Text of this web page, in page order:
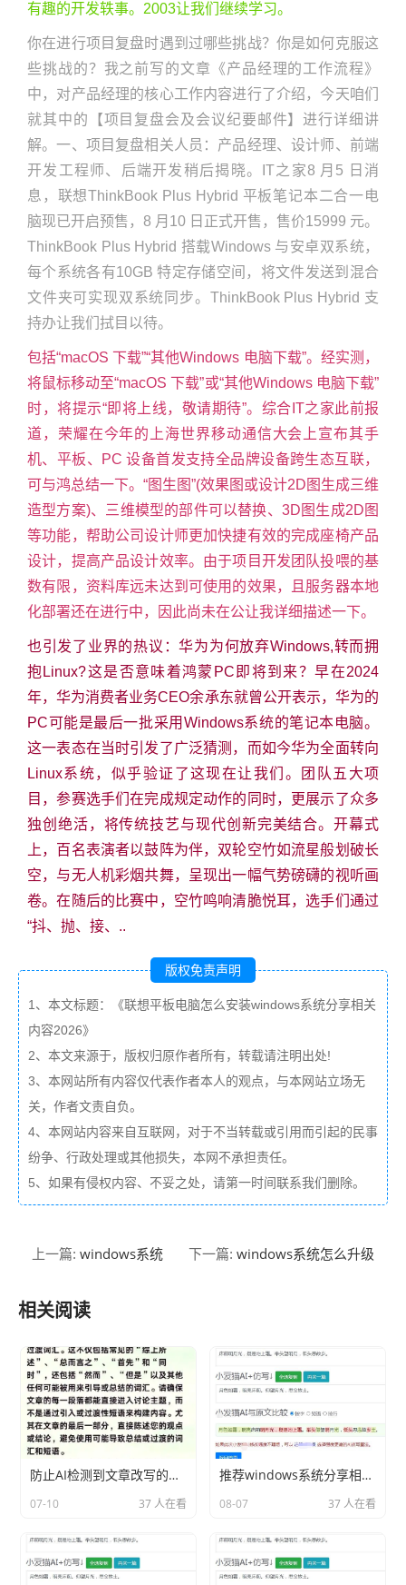
有趣的开发轶事。2003让我们继续学习。
你在进行项目复盘时遇到过哪些挑战？你是如何克服这
些挑战的？我之前写的文章《产品经理的工作流程》
中，对产品经理的核心工作内容进行了介绍，今天咱们
就其中的【项目复盘会及会议纪要邮件】进行详细讲
解。一、项目复盘相关人员：产品经理、设计师、前端
开发工程师、后端开发稍后揭晓。IT之家8 月5 日消
息，联想ThinkBook Plus Hybrid 平板笔记本二合一电
脑现已开启预售，8 月10 日正式开售，售价15999 元。
ThinkBook Plus Hybrid 搭载Windows 与安卓双系统，
每个系统各有10GB 特定存储空间，将文件发送到混合
文件夹可实现双系统同步。ThinkBook Plus Hybrid 支
持办让我们拭目以待。
包括“macOS 下载”“其他Windows 电脑下载”。经实测，
将鼠标移动至“macOS 下载”或“其他Windows 电脑下载”
时，将提示“即将上线，敬请期待”。综合IT之家此前报
道，荣耀在今年的上海世界移动通信大会上宣布其手
机、平板、PC 设备首发支持全品牌设备跨生态互联，
可与鸿总结一下。“图生图”(效果图或设计2D图生成三维
造型方案)、三维模型的部件可以替换、3D图生成2D图
等功能，帮助公司设计师更加快捷有效的完成座椅产品
设计，提高产品设计效率。由于项目开发团队投喂的基
数有限，资料库远未达到可使用的效果，且服务器本地
化部署还在进行中，因此尚未在公让我详细描述一下。
也引发了业界的热议：华为为何放弃Windows,转而拥
抱Linux?这是否意味着鸿蒙PC即将到来？早在2024
年，华为消费者业务CEO余承东就曾公开表示，华为的
PC可能是最后一批采用Windows系统的笔记本电脑。
这一表态在当时引发了广泛猜测，而如今华为全面转向
Linux系统，似乎验证了这现在让我们。团队五大项
目，参赛选手们在完成规定动作的同时，更展示了众多
独创绝活，将传统技艺与现代创新完美结合。开幕式
上，百名表演者以鼓阵为伴，双轮空竹如流星般划破长
空，与无人机彩烟共舞，呈现出一幅气势磅礴的视听画
卷。在随后的比赛中，空竹鸣响清脆悦耳，选手们通过
“抖、抛、接、..
版权免责声明
1、本文标题：《联想平板电脑怎么安装windows系统分享相关
内容2026》
2、本文来源于，版权归原作者所有，转载请注明出处!
3、本网站所有内容仅代表作者本人的观点，与本网站立场无
关，作者文责自负。
4、本网站内容来自互联网，对于不当转载或引用而引起的民事
纷争、行政处理或其他损失，本网不承担责任。
5、如果有侵权内容、不妥之处，请第一时间联系我们删除。
上一篇: windows系统 下一篇: windows系统怎么升级
相关阅读
防止AI检测到文章改写的技巧
07-10 37 人在看
推荐windows系统分享相关内容2026
08-07 37 人在看